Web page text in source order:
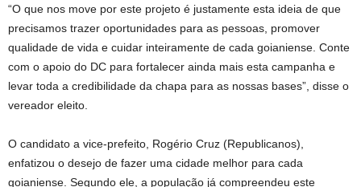
“O que nos move por este projeto é justamente esta ideia de que
precisamos trazer oportunidades para as pessoas, promover
qualidade de vida e cuidar inteiramente de cada goianiense. Conte
com o apoio do DC para fortalecer ainda mais esta campanha e
levar toda a credibilidade da chapa para as nossas bases”, disse o
vereador eleito.
O candidato a vice-prefeito, Rogério Cruz (Republicanos),
enfatizou o desejo de fazer uma cidade melhor para cada
goianiense. Segundo ele, a população já compreendeu este